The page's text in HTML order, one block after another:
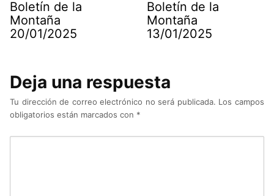
Boletín de la
Montaña
20/01/2025
Boletín de la
Montaña
13/01/2025
Deja una respuesta
Tu dirección de correo electrónico no será publicada. Los campos
obligatorios están marcados con *